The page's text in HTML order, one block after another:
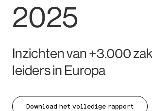
2025
Inzichten van +3.000
leiders in Europa
Download het volledige rapport